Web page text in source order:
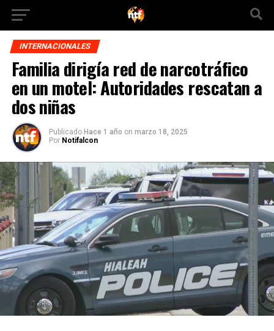
INTERNACIONALES
Familia dirigía red de narcotráfico
en un motel: Autoridades rescatan a
dos niñas
Publicado Hace 1 año on marzo 18, 2025
Por Notifalcon